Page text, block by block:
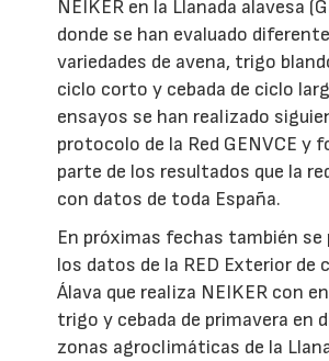
NEIKER en la Llanada alavesa
donde se han evaluado
variedades de avena, trigo
ciclo corto y cebada de ciclo
ensayos se han realizado
protocolo de la Red GENVCE y
parte de los resultados que la
con datos de toda España.
En próximas fechas también se
los datos de la RED Exterior de
Álava que realiza NEIKER con
trigo y cebada de primavera en
zonas agroclimáticas de la